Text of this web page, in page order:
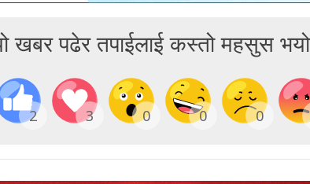
खबर पढेर तपाईलाई कस्तो महसुस
2 3 0 0 0